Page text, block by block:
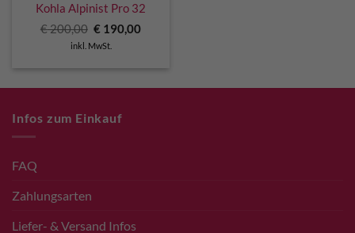
Kohla Alpinist Pro 32
€200,00 Ursprünglicher
war:
€ 190,00Aktueller
inkl. MwSt.
Infos zum Einkauf
FAQ
Zahlungsarten
Liefer- & Versand Infos